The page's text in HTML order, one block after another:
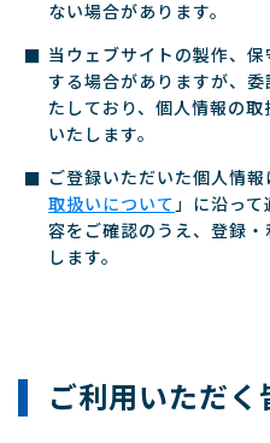
ない場合があります。
当ウェブサイトの製作、
する場合がありますが、
たしており、個人情報の
いたします。
ご登録いただいた個人情
取扱いについて 」に沿っ
容をご確認のうえ、登録
します。
ご利用いただく